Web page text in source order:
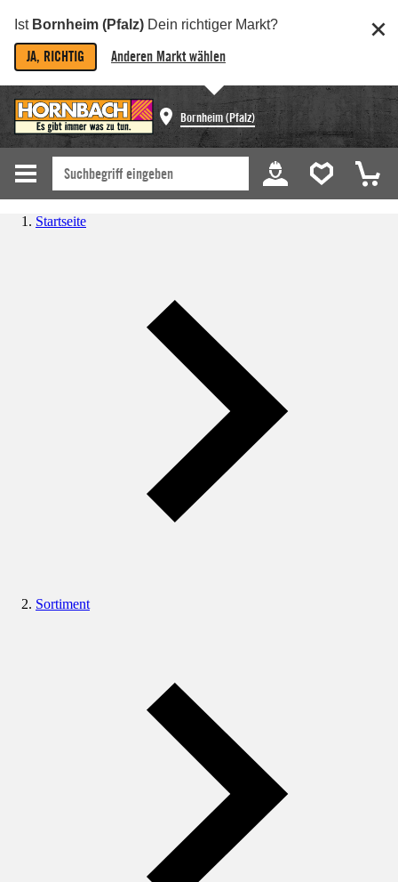
Ist Bornheim (Pfalz) Dein richtiger Markt?
JA, RICHTIG Anderen Markt wählen
Bornheim (Pfalz)
Startseite
Sortiment